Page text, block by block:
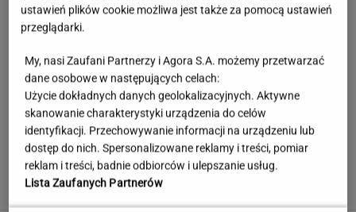
Córka Cruise'a i Holmes zagrała w teatrze.
Tyle osób przyszło na jej występ
Rekord padł w niewielkim stawie. Taki okaz
trafia się bardzo rzadko
ustawień plików cookie możliwa jest także za pomocą ustawień
przeglądarki.
My, nasi Zaufani Partnerzy i Agora S.A. możemy przetwarzać
dane osobowe w następujących celach:
Użycie dokładnych danych geolokalizacyjnych. Aktywne
skanowanie charakterystyki urządzenia do celów
identyfikacji. Przechowywanie informacji na urządzeniu lub
dostęp do nich. Spersonalizowane reklamy i treści, pomiar
reklam i treści, badnie odbiorców i ulepszanie usług.
Lista Zaufanych Partnerów